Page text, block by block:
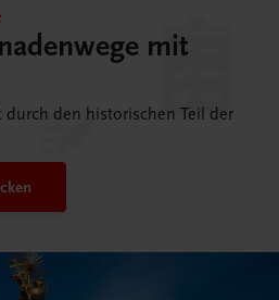
mit
durch den historischen Teil der